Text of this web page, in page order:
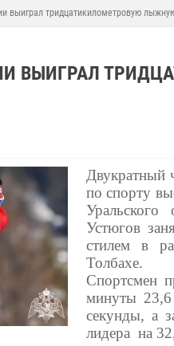
выиграл тридцатикилометровую
ВЫИГРАЛ
Двукратный
по спорту
Уральского
Устюгов
стилем в
Толбахе.
Спортсмен
минуты 23,6
секунды, а
лидера на